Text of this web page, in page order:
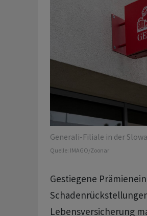
Generali-Filiale in der
Quelle: IMAGO/Zoonar
Gestiegene
Lebensversicherung